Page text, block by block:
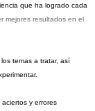
que ha logrado cada
mejores resultados en el
temas a tratar, así
y errores